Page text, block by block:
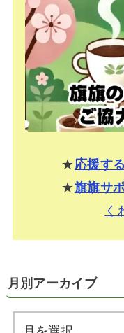
★応援す
★旗旗サ
く
月別アーカイブ